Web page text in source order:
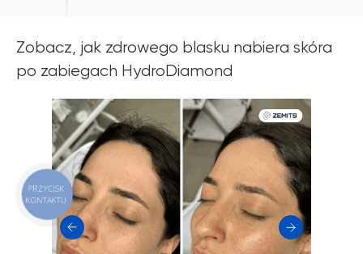
Zobacz, jak zdrowego blasku nabiera skóra
po zabiegach HydroDiamond
PRZYCISK
KONTAKTU